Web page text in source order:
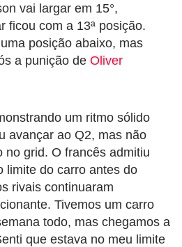
vai largar em 15°,
ficou com a 13ª posição.
posição abaixo, mas
a punição de Oliver
um ritmo sólido
avançar ao Q2, mas não
no grid. O francês admitiu
limite do carro antes do
rivais continuaram
Tivemos um carro
todo, mas chegamos a
que estava no meu limite